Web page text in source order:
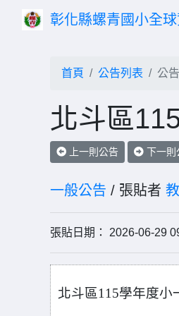
彰化縣螺青國小全球
首頁 公告列表 公
北斗區
上一則公告 下一則
一般公告 / 張貼者
張貼日期： 2026-06-29
北斗區115學年度小